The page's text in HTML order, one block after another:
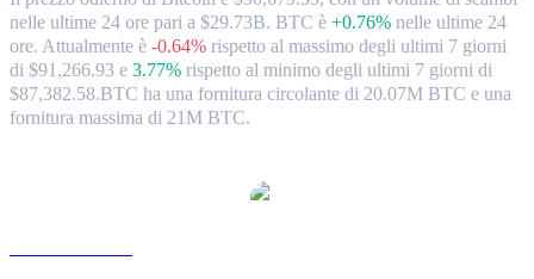
nelle ultime 24 ore pari a $29.73B. BTC è +0.76% nelle ultime 24
ore. Attualmente è -0.64% rispetto al massimo degli ultimi 7 giorni
di $91,266.93 e 3.77% rispetto al minimo degli ultimi 7 giorni di
$87,382.58.BTC ha una fornitura circolante di 20.07M BTC e una
fornitura massima di 21M BTC.